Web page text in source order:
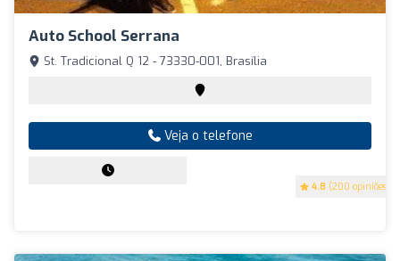
Auto School Serrana
4.8 (200 opiniões)
St. Tradicional Q 12 - 73330-001, Brasília
Veja o telefone